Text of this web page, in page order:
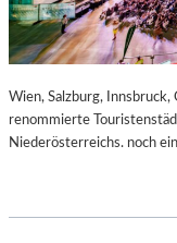
Wien, Salzburg,
renommierte
Niederösterreichs. noch